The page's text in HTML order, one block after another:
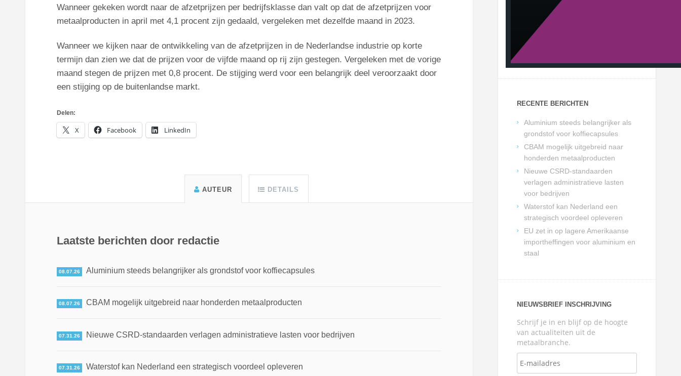
Wanneer gekeken wordt naar de afzetprijzen per bedrijfsklasse dan valt op dat de afzetprijzen voor
metaalproducten in april met 4,1 procent zijn gedaald, vergeleken met dezelfde maand in 2023.
Wanneer we kijken naar de ontwikkeling van de afzetprijzen in de Nederlandse industrie op korte
termijn dan zien we dat de prijzen voor de vijfde maand op rij zijn gestegen. Vergeleken met de vorige
maand stegen de prijzen met 0,8 procent. De stijging werd voor een belangrijk deel veroorzaakt door
een stijging op de buitenlandse markt.
Delen:
X Facebook LinkedIn
AUTEUR DETAILS
Laatste berichten door redactie
08.07.26 Aluminium steeds belangrijker als grondstof voor koffiecapsules
08.07.26 CBAM mogelijk uitgebreid naar honderden metaalproducten
07.31.26 Nieuwe CSRD-standaarden verlagen administratieve lasten voor bedrijven
07.31.26 Waterstof kan Nederland een strategisch voordeel opleveren
RECENTE BERICHTEN
Aluminium steeds belangrijker als
grondstof voor koffiecapsules
CBAM mogelijk uitgebreid naar
honderden metaalproducten
Nieuwe CSRD-standaarden
verlagen administratieve lasten
voor bedrijven
Waterstof kan Nederland een
strategisch voordeel opleveren
EU zet in op lagere Amerikaanse
importheffingen voor aluminium en
staal
NIEUWSBRIEF INSCHRIJVING
Schrijf je in en blijf op de hoogte
van actualiteiten uit de
metaalbranche.